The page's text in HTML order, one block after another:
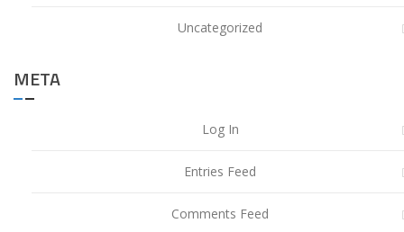
Uncategorized
META
Log In
Entries Feed
Comments Feed